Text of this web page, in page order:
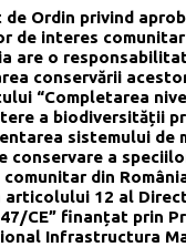
de Ordin privind
de interes
are o
conservării
“Completarea
a biodiversității
sistemului de
conservare a
din
articolului 12 al
CE” finanțat prin
Infrastructura